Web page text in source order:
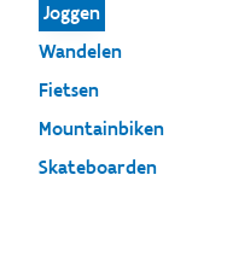
Joggen
Wandelen
Fietsen
Mountainbiken
Skateboarden